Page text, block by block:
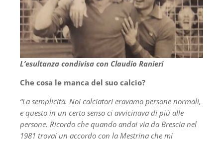
L’esultanza condivisa con Claudio Ranieri
Che cosa le manca del suo calcio?
“La semplicità. Noi calciatori eravamo persone normali,
e questo in un certo senso ci avvicinava di più alle
persone. Ricordo che quando andai via da Brescia nel
1981 trovai un accordo con la Mestrina che mi